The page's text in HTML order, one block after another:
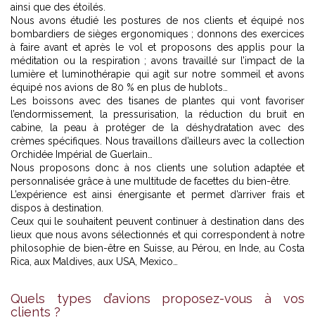
ainsi que des étoilés.
Nous avons étudié les postures de nos clients et équipé nos
bombardiers de sièges ergonomiques ; donnons des exercices
à faire avant et après le vol et proposons des applis pour la
méditation ou la respiration ; avons travaillé sur l’impact de la
lumière et luminothérapie qui agit sur notre sommeil et avons
équipé nos avions de 80 % en plus de hublots…
Les boissons avec des tisanes de plantes qui vont favoriser
l’endormissement, la pressurisation, la réduction du bruit en
cabine, la peau à protéger de la déshydratation avec des
crèmes spécifiques. Nous travaillons d’ailleurs avec la collection
Orchidée Impérial de Guerlain…
Nous proposons donc à nos clients une solution adaptée et
personnalisée grâce à une multitude de facettes du bien-être.
L’expérience est ainsi énergisante et permet d’arriver frais et
dispos à destination.
Ceux qui le souhaitent peuvent continuer à destination dans des
lieux que nous avons sélectionnés et qui correspondent à notre
philosophie de bien-être en Suisse, au Pérou, en Inde, au Costa
Rica, aux Maldives, aux USA, Mexico…
Quels types d’avions proposez-vous à vos
clients ?